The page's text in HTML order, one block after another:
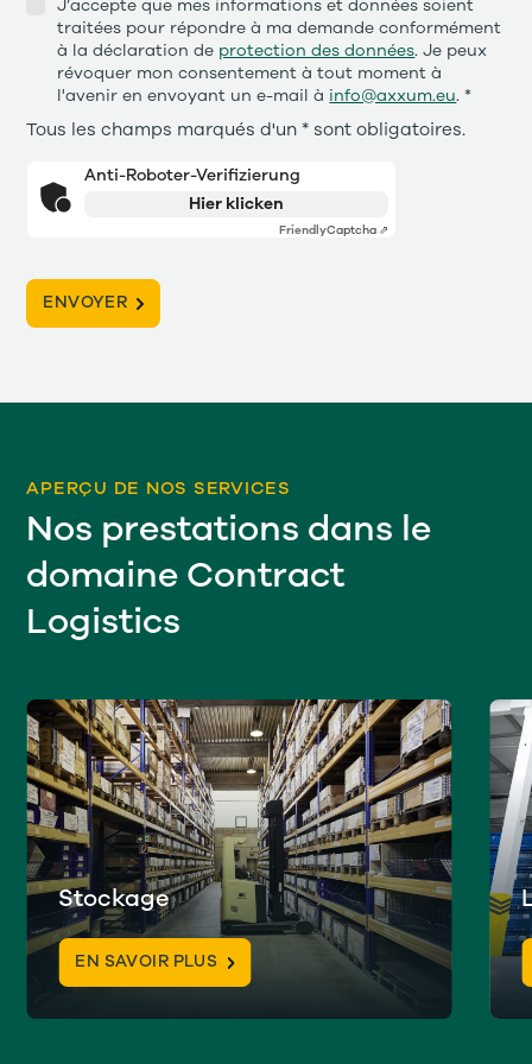
J’accepte que mes informations et données soient
traitées pour répondre à ma demande conformément
à la déclaration de protection des données. Je peux
révoquer mon consentement à tout moment à
l'avenir en envoyant un e-mail à info@axxum.eu. *
Tous les champs marqués d'un * sont obligatoires.
Anti-Roboter-Verifizierung
Hier klicken
FriendlyCaptcha ⇗
APERÇU DE NOS SERVICES
Nos prestations dans le
domaine Contract
Logistics
Stockage
EN SAVOIR PLUS